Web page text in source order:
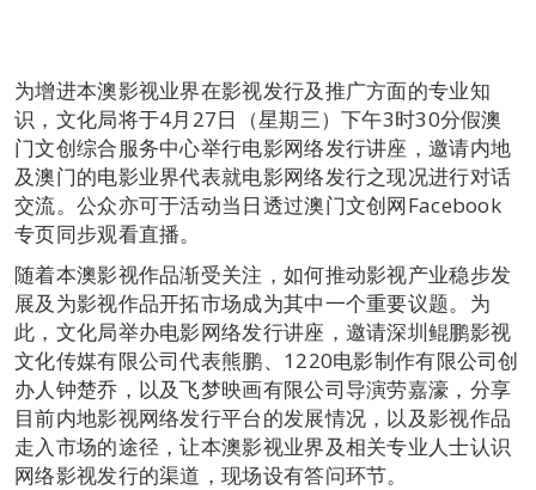
为增进本澳影视业界在影视发行及推广方面的专业知
识，文化局将于4月27日（星期三）下午3时30分假澳
门文创综合服务中心举行电影网络发行讲座，邀请内地
及澳门的电影业界代表就电影网络发行之现况进行对话
交流。公众亦可于活动当日透过澳门文创网Facebook
专页同步观看直播。
随着本澳影视作品渐受关注，如何推动影视产业稳步发
展及为影视作品开拓市场成为其中一个重要议题。为
此，文化局举办电影网络发行讲座，邀请深圳鲲鹏影视
文化传媒有限公司代表熊鹏、1220电影制作有限公司创
办人钟楚乔，以及飞梦映画有限公司导演劳嘉濠，分享
目前内地影视网络发行平台的发展情况，以及影视作品
走入市场的途径，让本澳影视业界及相关专业人士认识
网络影视发行的渠道，现场设有答问环节。